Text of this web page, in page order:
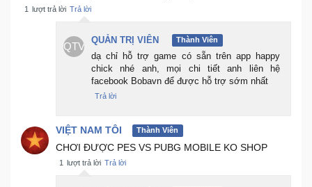
1 lượt trả lời Trả lời
QTV
QUẢN TRỊ VIÊN Thành Viên
dạ chỉ hỗ trợ game có sẵn trên app happy
chick nhé anh, mọi chi tiết anh liên hệ
facebook Bobavn để được hỗ trợ sớm nhất
Trả lời
VIỆT NAM TÔI Thành Viên
CHƠI ĐƯỢC PES VS PUBG MOBILE KO SHOP
1 lượt trả lời Trả lời